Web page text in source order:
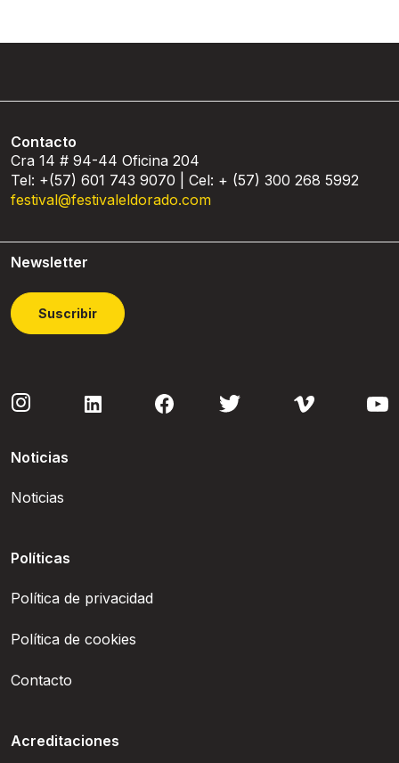
Contacto
Cra 14 # 94-44 Oficina 204
Tel: +(57) 601 743 9070 | Cel: + (57) 300 268 5992
festival@festivaleldorado.com
Newsletter
Suscribir
Noticias
Noticias
Políticas
Política de privacidad
Política de cookies
Contacto
Acreditaciones